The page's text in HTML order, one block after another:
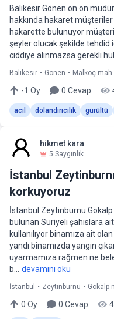
Balıkesir Gönen on on
hakkında hakaret
hakarette bulunuyor
şeyler olucak şekilde tehdid
ciddiye alınmazsa gerekli
Balıkesir • Gönen • Malkoç mah
-1 Oy 0 Cevap
acil dolandırıcılık gürültü
hikmet kara
5 Saygınlık
İstanbul
korkuyoruz
İstanbul Zeytinburnu
bulunan Suriyeli şahıslara
kullanılıyor binamıza ait
yandı binamızda yangın
uyarmamıza rağmen ne
b...
devamını oku
İstanbul • Zeytinburnu • Gökalp
0 Oy 0 Cevap